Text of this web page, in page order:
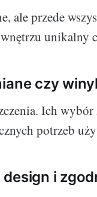
ale przede
wnętrzu unikalny
czy
Ich
potrzeb
design i